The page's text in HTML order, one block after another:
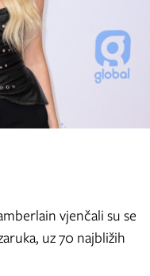
vjenčali su se
uz 70 najbližih